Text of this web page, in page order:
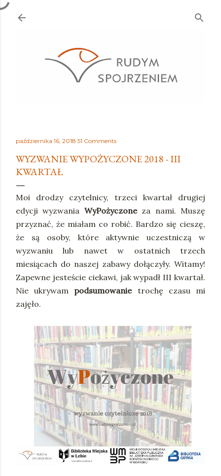
października 16, 2018 51 Comments
WYZWANIE WYPOŻYCZONE 2018 - III
KWARTAŁ
Moi drodzy czytelnicy, trzeci kwartał drugiej
edycji wyzwania WyPożyczoneza nami. Muszę
przyznać, że miałam co robić. Bardzo się cieszę,
że są osoby, które aktywnie uczestniczą w
wyzwaniu lub nawet w ostatnich trzech
miesiącach do naszej zabawy dołączyły. Witamy!
Zapewne jesteście ciekawi, jak wypadł III kwartał.
Nie ukrywam podsumowanietrochę czasu mi
zajęło.